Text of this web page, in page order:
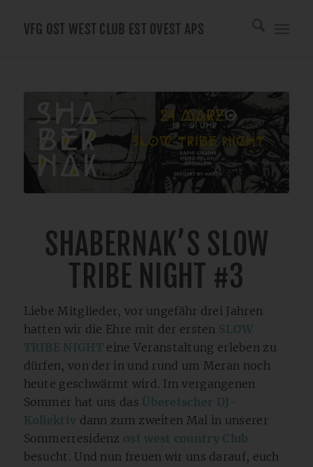
VFG OST WEST CLUB EST OVEST APS
SHABERNAK’S SLOW
TRIBE NIGHT #3
Liebe Mitglieder, vor ungefähr drei Jahren
hatten wir die Ehre mit der ersten SLOW
TRIBE NIGHTeine Veranstaltung erleben zu
dürfen, von der in und rund um Meran noch
heute geschwärmt wird. Im vergangenen
Sommer hat uns das Überetscher DJ-
Kollektiv dann zum zweiten Mal in unserer
Sommerresidenz ost west country Club
besucht. Und nun freuen wir uns darauf, euch